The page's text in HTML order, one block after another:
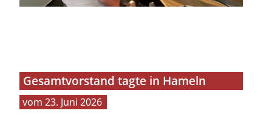
Gesamtvorstand tagte in Hameln
23. Juni 2026